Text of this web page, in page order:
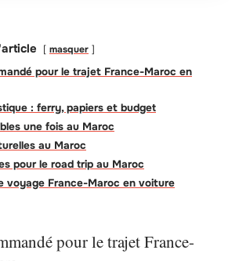
masquer
pour le trajet France-Maroc en
: ferry, papiers et budget
une fois au Maroc
au Maroc
pour le road trip au Maroc
voyage France-Maroc en voiture
pour le trajet France-